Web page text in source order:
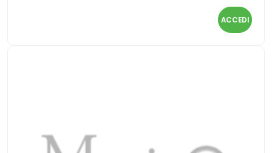
ACCEDI